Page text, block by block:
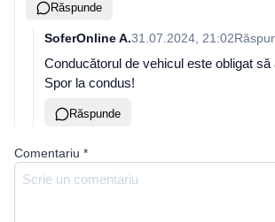
Răspunde
SoferOnline A.31.07.2024, 21:02
Conducătorul de vehicul este obligat
Spor la condus!
Răspunde
Comentariu *